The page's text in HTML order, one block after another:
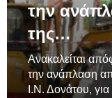
την
της…
Ανακαλείται
την ανάπλαση
Ι.Ν. Δονάτου,